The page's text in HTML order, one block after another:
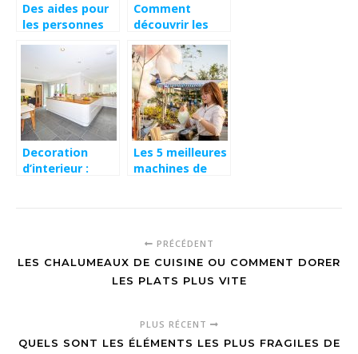
Des aides pour
les personnes
Comment
découvrir les
restaurants de
sa région ?
Decoration
d’interieur :
Les 5 meilleures
machines de
PRÉCÉDENT
LES CHALUMEAUX DE CUISINE OU COMMENT DORER
LES PLATS PLUS VITE
PLUS RÉCENT
QUELS SONT LES ÉLÉMENTS LES PLUS FRAGILES DE